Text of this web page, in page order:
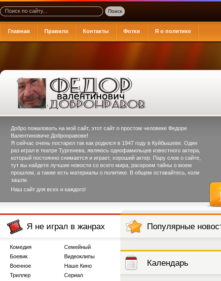
Главная Правила Контакты Фотки Я о политике
Добро пожаловать на мой сайт, этот сайт о простом человеке Федоре
Валентиновиче Добронравове!
Я сейчас очень постарел так как родился в 1947 году в Куйбышеве. Один
раз играл в театре Тургенева, являюсь однофамильцев известного актера,
который постоянно снимается и играет, хороший актер. Пару слов о сайте,
тут вы найдете лучшие новости со всего мира, раскроем тайны о моем
прошлом, а также есть материалы о политике. В общем оставайтесь, коли
зашли.
Наш сайт для всех и каждого!
Я не играл в жанрах
Комедия
Боевик
Военное
Триллер
Семейный
Видеоклипы
Наше Кино
Сериал
Популярные
Календарь